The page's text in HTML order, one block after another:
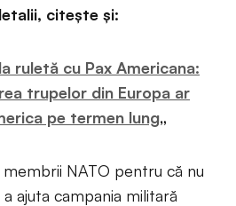
citește și:
ruletă cu Pax Americana:
trupelor din Europa ar
pe termen lung„
NATO pentru că nu
ajuta campania militară